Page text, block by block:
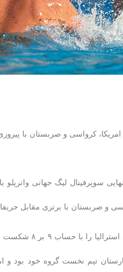
مرحله یک چهارم نهایی لیگ جهانی واترپلو 2015،
سوپرفینال لیگ جهانی واترپلو
و صربستان با برتری مقابل
در نخستین بازی دیروز
که مجارستان تیم نخست گروه خود